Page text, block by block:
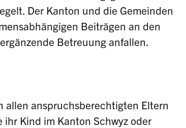
Der Kanton und die Gemeinden
Beiträgen an den
Betreuung anfallen.
allen anspruchsberechtigten Eltern
Kind im Kanton Schwyz oder